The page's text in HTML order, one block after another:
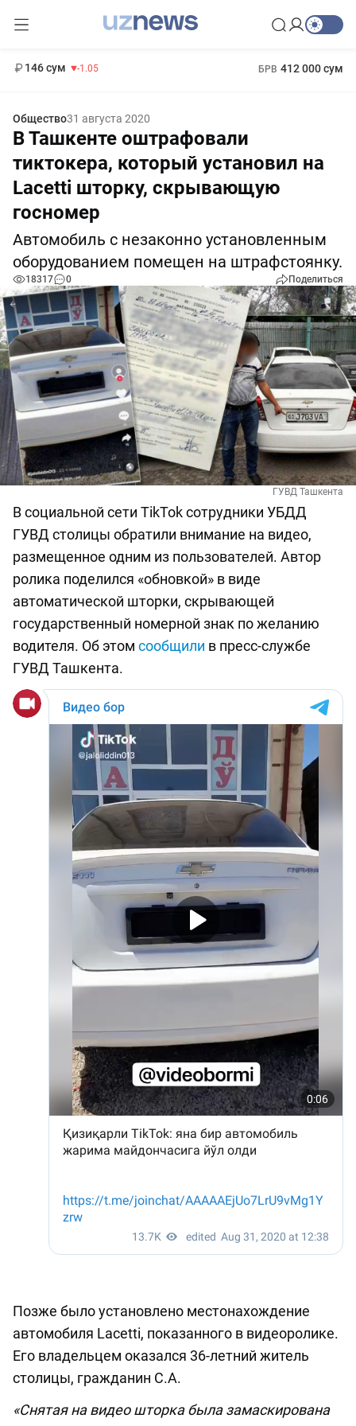
146 сум -1.05 БРВ 412 000 сум
Общество31 августа 2020
В Ташкенте оштрафовали
тиктокера, который установил на
Lacetti шторку, скрывающую
госномер
Автомобиль с незаконно установленным
оборудованием помещен на штрафстоянку.
18317 0 Поделиться
ГУВД Ташкента
В социальной сети TikTok сотрудники УБДД
ГУВД столицы обратили внимание на видео,
размещенное одним из пользователей. Автор
ролика поделился «обновкой» в виде
автоматической шторки, скрывающей
государственный номерной знак по желанию
водителя. Об этом сообщили в пресс-службе
ГУВД Ташкента.
Позже было установлено местонахождение
автомобиля Lacetti, показанного в видеоролике.
Его владельцем оказался 36-летний житель
столицы, гражданин С.А.
«Снятая на видео шторка была замаскирована